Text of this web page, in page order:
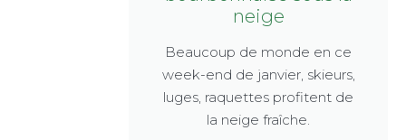
neige
Beaucoup de monde en ce
week-end de janvier, skieurs,
luges, raquettes profitent de
la neige fraîche.